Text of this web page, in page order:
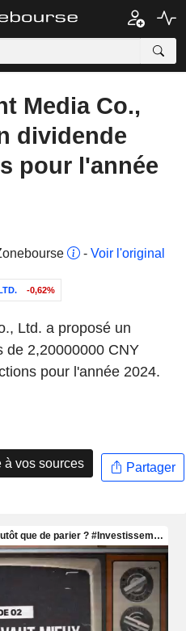
Media Co.,
dividende
pour l'année
- Voir l'original
-0,62%
Ltd. a proposé un
de 2,20000000 CNY
pour l'année 2024.
à vos sources Partager